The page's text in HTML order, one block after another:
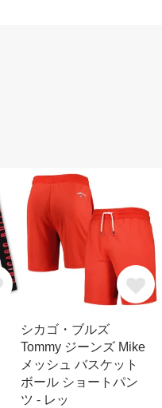
シカゴ・ブルズ
Tommy ジーンズ Mike
メッシュ バスケット
ボール ショートパン
ツ - レッ